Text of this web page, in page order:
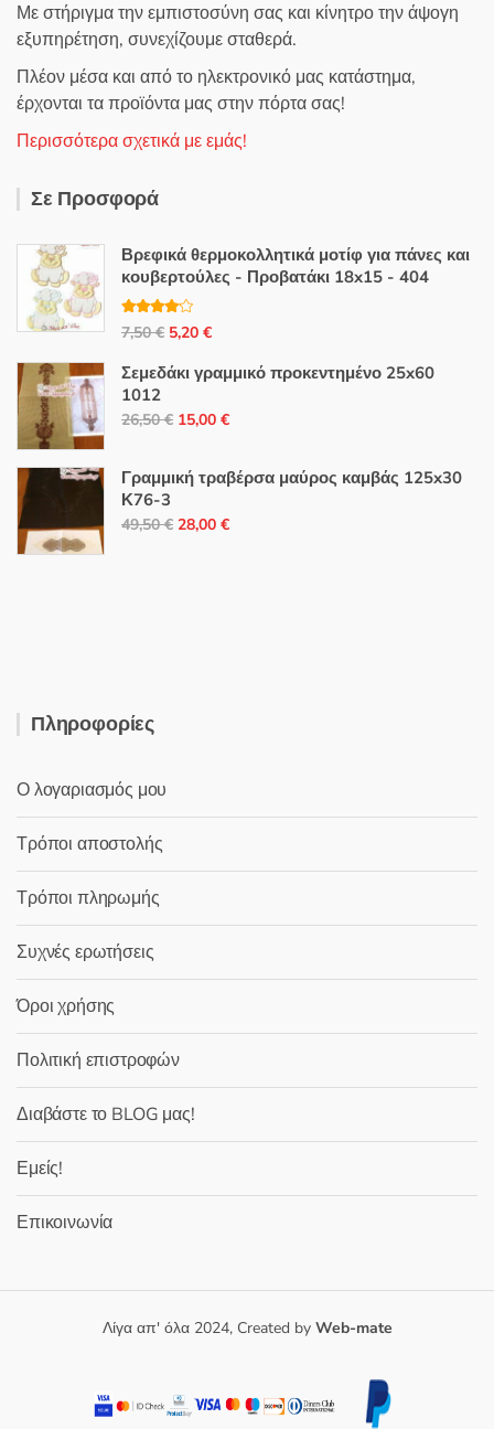
Με στήριγμα την εμπιστοσύνη σας και κίνητρο την άψογη
εξυπηρέτηση, συνεχίζουμε σταθερά.
Πλέον μέσα και από το ηλεκτρονικό μας κατάστημα,
έρχονται τα προϊόντα μας στην πόρτα σας!
Περισσότερα σχετικά με εμάς!
Σε Προσφορά
Βρεφικά θερμοκολλητικά μοτίφ για πάνες και
κουβερτούλες - Προβατάκι 18x15 - 404
Βαθμολο
γήθηκε με
5
7,50€ Original
was:
7,50 €.
5,20 €Η
τιμή
είναι:
Σεμεδάκι γραμμικό προκεντημένο 25x60
1012
26,50€ Original
was:
15,00 €Η
τιμή
15,00 €.
Γραμμική τραβέρσα μαύρος καμβάς 125x30
Κ76-3
49,50€ Original
28,00 €Η
Πληροφορίες
Ο λογαριασμός μου
Τρόποι αποστολής
Τρόποι πληρωμής
Συχνές ερωτήσεις
Όροι χρήσης
Πολιτική επιστροφών
Διαβάστε το BLOG μας!
Εμείς!
Επικοινωνία
Λίγα απ' όλα 2024, Created by Web-mate